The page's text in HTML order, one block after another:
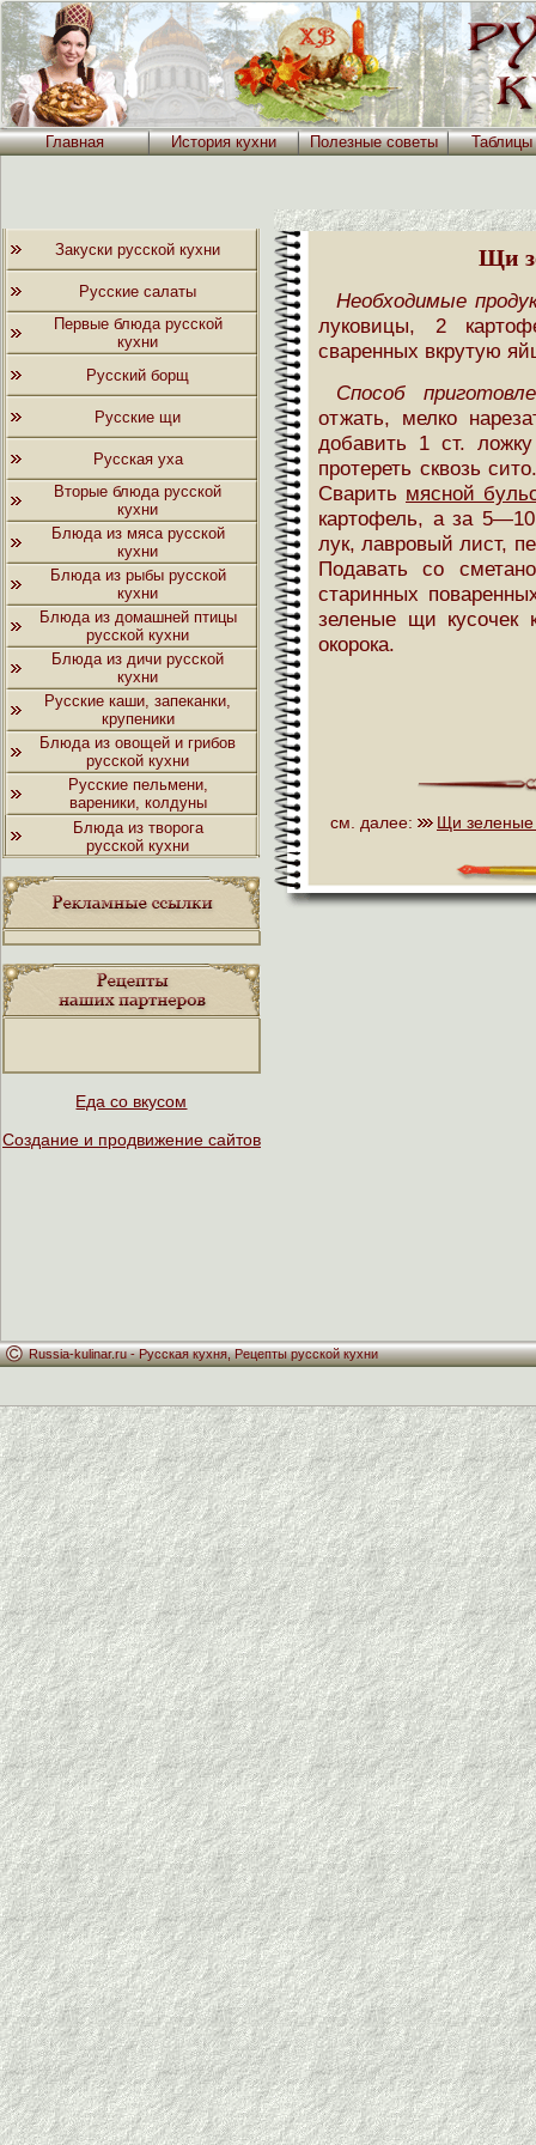
Главная История кухни Полезные советы
Закуски русской кухни
Русские салаты
Первые блюда русской
кухни
Русский борщ
Русские щи
Русская уха
Вторые блюда русской
кухни
Блюда из мяса русской
кухни
Блюда из рыбы русской
кухни
Блюда из домашней птицы
русской кухни
Блюда из дичи русской
кухни
Русские каши, запеканки,
крупеники
Блюда из овощей и грибов
русской кухни
Русские пельмени,
вареники, колдуны
Блюда из творога
русской кухни
Еда со вкусом
Создание и продвижение сайтов
Щи
Необходимые
луковицы, 2
сваренных вкрутую
Способ
отжать, мелко
добавить 1 ст.
протереть сквозь
Сварить мясной
картофель, а за
лук, лавровый лист,
Подавать со
старинных
зеленые щи кусочек
окорока.
см. далее: Щи
Russia-kulinar.ru -Русская кухня,Рецепты русской кухни